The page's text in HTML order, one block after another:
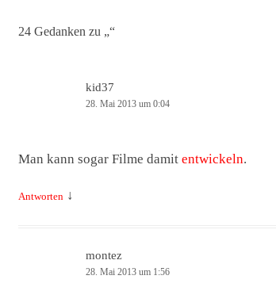
24 Gedanken zu „“
kid37
28. Mai 2013 um 0:04
Man kann sogar Filme damit entwickeln.
Antworten ↓
montez
28. Mai 2013 um 1:56